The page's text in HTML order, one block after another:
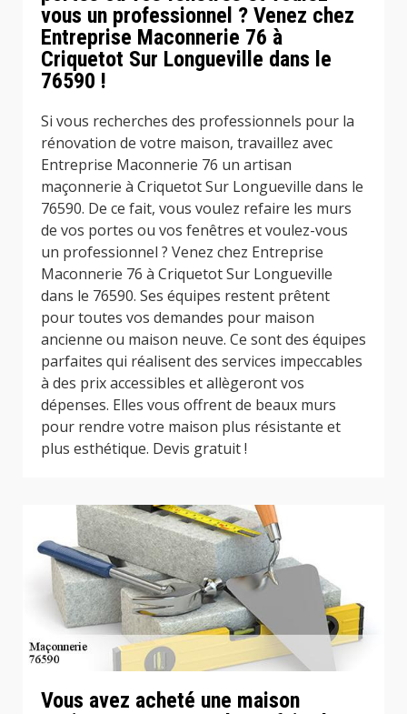
vous un professionnel ? Venez chez
Entreprise Maconnerie 76 à
Criquetot Sur Longueville dans le
76590 !
Si vous recherches des professionnels pour la
rénovation de votre maison, travaillez avec
Entreprise Maconnerie 76 un artisan
maçonnerie à Criquetot Sur Longueville dans le
76590. De ce fait, vous voulez refaire les murs
de vos portes ou vos fenêtres et voulez-vous
un professionnel ? Venez chez Entreprise
Maconnerie 76 à Criquetot Sur Longueville
dans le 76590. Ses équipes restent prêtent
pour toutes vos demandes pour maison
ancienne ou maison neuve. Ce sont des équipes
parfaites qui réalisent des services impeccables
à des prix accessibles et allègeront vos
dépenses. Elles vous offrent de beaux murs
pour rendre votre maison plus résistante et
plus esthétique. Devis gratuit !
Vous avez acheté une maison